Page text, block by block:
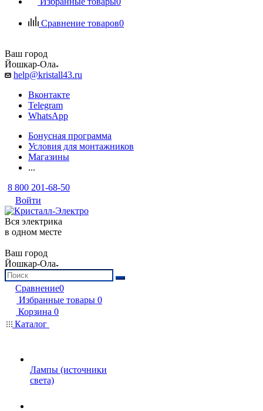
Сравнение товаров0
Ваш город
Йошкар-Ола
help@kristall43.ru
Вконтакте
Telegram
WhatsApp
Бонусная программа
Условия для монтажников
Магазины
...
8 800 201-68-50
Войти
Вся электрика
в одном месте
Ваш город
Йошкар-Ола
Сравнение0
Избранные товары 0
Корзина 0
Каталог
Лампы (источники
света)